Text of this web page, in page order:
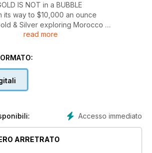
IS NOT in a BUBBLE
its way to $10,000 an ounce
& Silver exploring Morocco
TAKING A LOOK at silver
CANADA'S Atlantic Provinces
read more
Accesso immediato
ARRETRATO